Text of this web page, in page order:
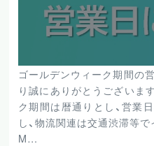
ゴールデンウィーク期間の
り誠にありがとうございま
ク期間は暦通りとし、営業
し、物流関連は交通渋滞等
M…